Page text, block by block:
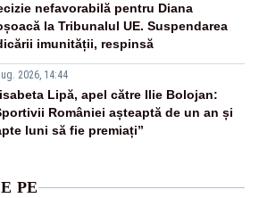
nefavorabilă pentru Diana
la Tribunalul UE. Suspendarea
imunității, respinsă
2026, 14:44
Lipă, apel către Ilie Bolojan:
României așteaptă de un an și
luni să fie premiați”
PE